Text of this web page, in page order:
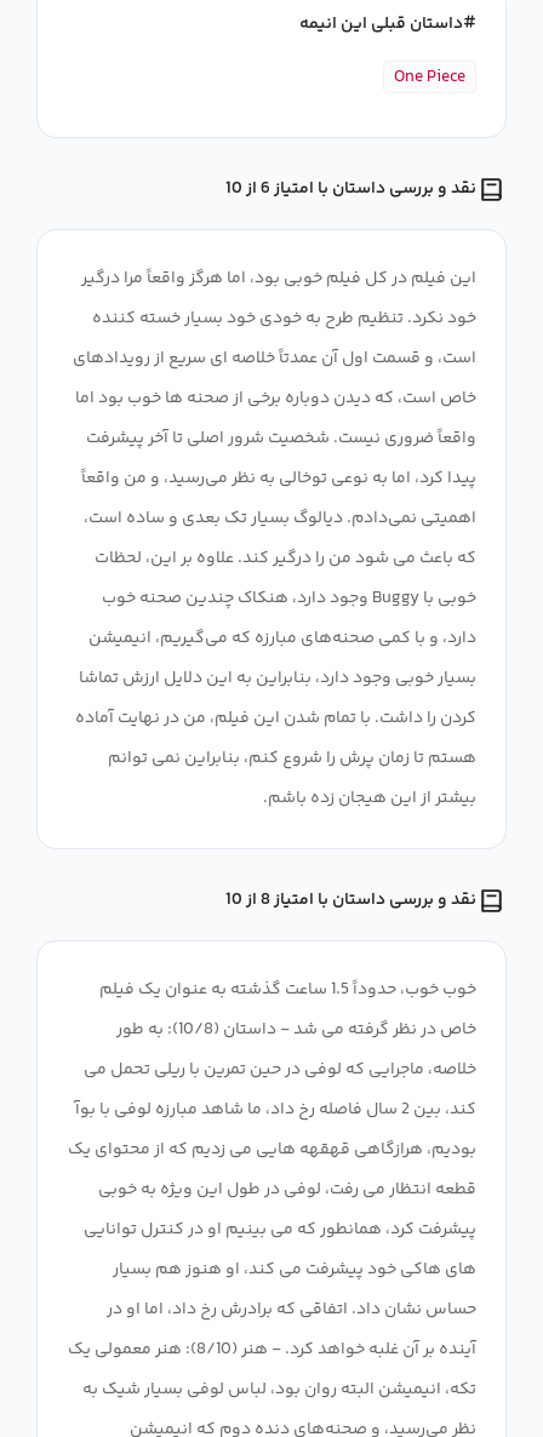
داستان قبلی این انیمه
One Piece
نقد و بررسی داستان با امتیاز 6 از 10
این فیلم در کل فیلم خوبی بود، اما هرگز واقعاً مرا درگیر
خود نکرد. تنظیم طرح به خودی خود بسیار خسته کننده
است، و قسمت اول آن عمدتاً خلاصه ای سریع از رویدادهای
خاص است، که دیدن دوباره برخی از صحنه ها خوب بود اما
واقعاً ضروری نیست. شخصیت شرور اصلی تا آخر پیشرفت
پیدا کرد، اما به نوعی توخالی به نظر می‌رسید، و من واقعاً
اهمیتی نمی‌دادم. دیالوگ بسیار تک بعدی و ساده است،
که باعث می شود من را درگیر کند. علاوه بر این، لحظات
خوبی با Buggy وجود دارد، هنکاک چندین صحنه خوب
دارد، و با کمی صحنه‌های مبارزه که می‌گیریم، انیمیشن
بسیار خوبی وجود دارد، بنابراین به این دلایل ارزش تماشا
کردن را داشت. با تمام شدن این فیلم، من در نهایت آماده
هستم تا زمان پرش را شروع کنم، بنابراین نمی توانم
بیشتر از این هیجان زده باشم.
نقد و بررسی داستان با امتیاز 8 از 10
خوب خوب، حدوداً 1.5 ساعت گذشته به عنوان یک فیلم
خاص در نظر گرفته می شد - داستان (10/8): به طور
خلاصه، ماجرایی که لوفی در حین تمرین با ریلی تحمل می
کند، بین 2 سال فاصله رخ داد، ما شاهد مبارزه لوفی با بوآ
بودیم، هرازگاهی قهقهه هایی می زدیم که از محتوای یک
قطعه انتظار می رفت، لوفی در طول این ویژه به خوبی
پیشرفت کرد، همانطور که می بینیم او در کنترل توانایی
های هاکی خود پیشرفت می کند، او هنوز هم بسیار
حساس نشان داد. اتفاقی که برادرش رخ داد، اما او در
آینده بر آن غلبه خواهد کرد. - هنر (8/10): هنر معمولی یک
تکه، انیمیشن البته روان بود، لباس لوفی بسیار شیک به
نظر می‌رسید، و صحنه‌های دنده دوم که انیمیشن